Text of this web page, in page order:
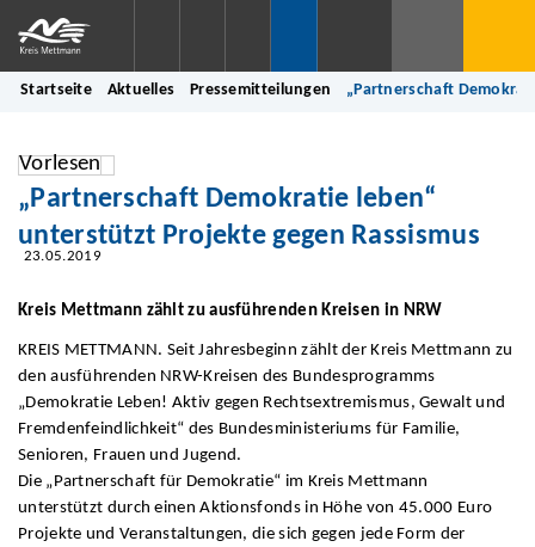
Startseite Aktuelles Pressemitteilungen „Partnerschaft
Vorlesen
„Partnerschaft Demokratie leben“
unterstützt Projekte gegen Rassismus
23.05.2019
Kreis Mettmann zählt zu ausführenden Kreisen in NRW
KREIS METTMANN. Seit Jahresbeginn zählt der Kreis Mettmann zu
den ausführenden NRW-Kreisen des Bundesprogramms
„Demokratie Leben! Aktiv gegen Rechtsextremismus, Gewalt und
Fremdenfeindlichkeit“ des Bundesministeriums für Familie,
Senioren, Frauen und Jugend.
Die „Partnerschaft für Demokratie“ im Kreis Mettmann
unterstützt durch einen Aktionsfonds in Höhe von 45.000 Euro
Projekte und Veranstaltungen, die sich gegen jede Form der